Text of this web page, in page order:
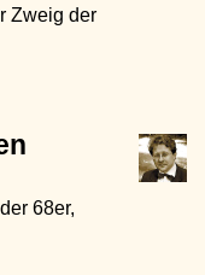
Zweig der
68er,